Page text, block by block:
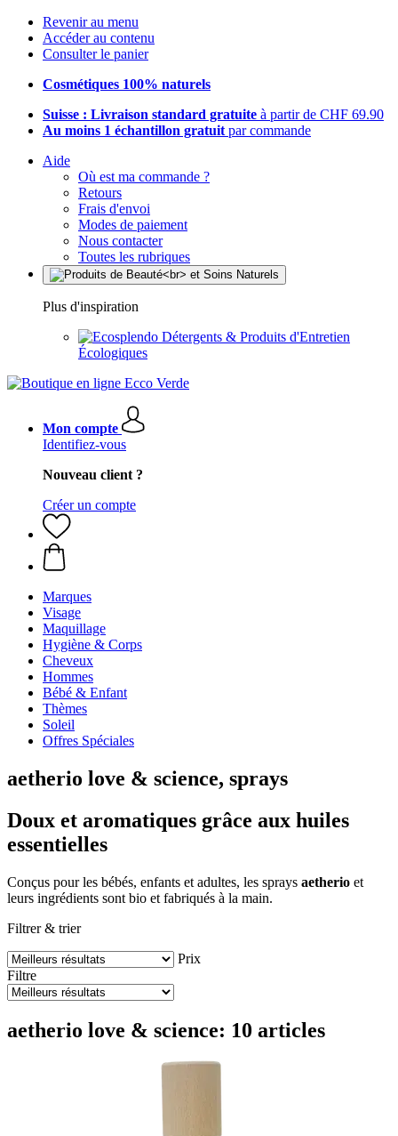
Revenir au menu
Accéder au contenu
Consulter le panier
Cosmétiques 100% naturels
Suisse : Livraison standard gratuite à partir de CHF 69.90
Au moins 1 échantillon gratuit par commande
Aide
Où est ma commande ?
Retours
Frais d'envoi
Modes de paiement
Nous contacter
Toutes les rubriques
Plus d'inspiration
Détergents & Produits d'Entretien
Écologiques
Mon compte
Identifiez-vous
Nouveau client ?
Créer un compte
Marques
Visage
Maquillage
Hygiène & Corps
Cheveux
Hommes
Bébé & Enfant
Thèmes
Soleil
Offres Spéciales
aetherio love & science, sprays
Doux et aromatiques grâce aux huiles
essentielles
Conçus pour les bébés, enfants et adultes, les sprays aetherio et
leurs ingrédients sont bio et fabriqués à la main.
Filtrer & trier
Prix
Filtre
aetherio love & science: 10 articles